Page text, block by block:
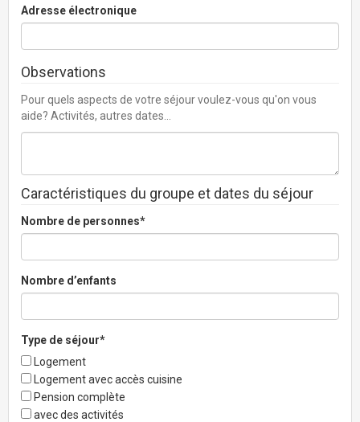
Adresse électronique
Observations
Pour quels aspects de votre séjour voulez-vous qu'on vous
aide? Activités, autres dates…
Caractéristiques du groupe et dates du séjour
Nombre de personnes*
Nombre d’enfants
Type de séjour*
Logement
Logement avec accès cuisine
Pension complète
avec des activités